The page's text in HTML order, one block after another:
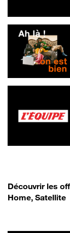
Découvrir les
Home, Satellite